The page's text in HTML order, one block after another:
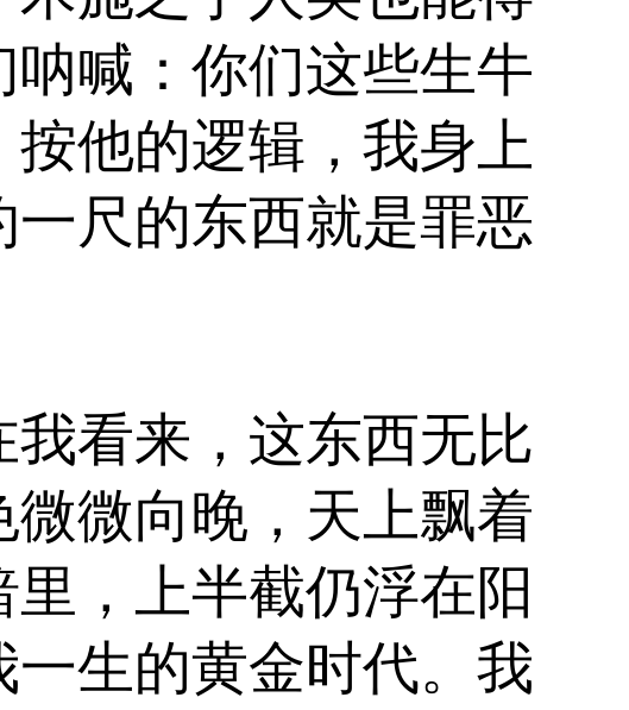
喊：你们这些生牛
他的逻辑，我身上
尺的东西就是罪恶
看来，这东西无比
微向晚，天上飘着
，上半截仍浮在阳
生的黄金时代。我